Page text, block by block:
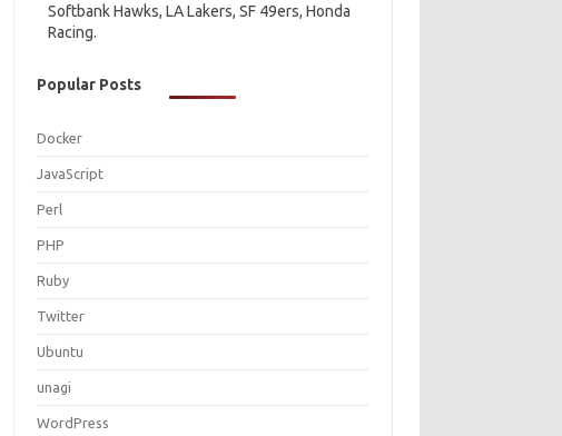
Softbank Hawks, LA Lakers, SF 49ers, Honda
Racing.
Popular Posts
Docker
JavaScript
Perl
PHP
Ruby
Twitter
Ubuntu
unagi
WordPress